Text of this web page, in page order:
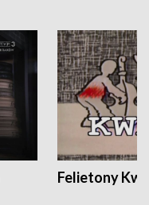
Felietony